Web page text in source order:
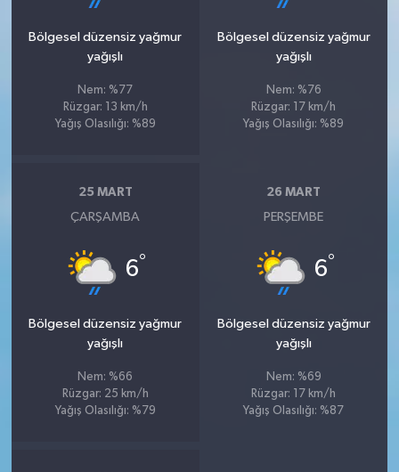
Bölgesel düzensiz yağmur
yağışlı
Nem: %77
Rüzgar: 13 km/h
Yağış Olasılığı: %89
Bölgesel düzensiz yağmur
yağışlı
Nem: %76
Rüzgar: 17 km/h
Yağış Olasılığı: %89
25 MART
ÇARŞAMBA
6°
Bölgesel düzensiz yağmur
yağışlı
Nem: %66
Rüzgar: 25 km/h
Yağış Olasılığı: %79
26 MART
PERŞEMBE
6°
Bölgesel düzensiz yağmur
yağışlı
Nem: %69
Rüzgar: 17 km/h
Yağış Olasılığı: %87